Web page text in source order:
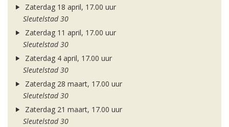
Zaterdag 18 april, 17.00 uur
Sleutelstad 30
Zaterdag 11 april, 17.00 uur
Sleutelstad 30
Zaterdag 4 april, 17.00 uur
Sleutelstad 30
Zaterdag 28 maart, 17.00 uur
Sleutelstad 30
Zaterdag 21 maart, 17.00 uur
Sleutelstad 30